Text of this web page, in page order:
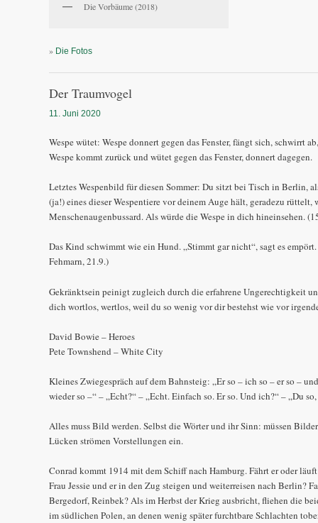
Die Vorbäume (2018)
» Die Fotos
Der Traumvogel
11. Juni 2020
Wespe wütet: Wespe donnert gegen das Fenster, fängt sich, schwirrt
Wespe kommt zurück und wütet gegen das Fenster, donnert dagegen.
Letztes Wespenbild für diesen Sommer: Du sitzt bei Tisch in Berlin,
(ja!) eines dieser Wespentiere vor deinem Auge hält, geradezu rüttelt,
Menschenaugenbussard. Als würde die Wespe in dich hineinsehen.
Das Kind schwimmt wie ein Hund. „Stimmt gar nicht“, sagt es
Fehmarn, 21.9.)
Gekränktsein peinigt zugleich durch die erfahrene Ungerechtigkeit
dich wortlos, wertlos, weil du so wenig vor dir bestehst wie vor
David Bowie – Heroes
Pete Townshend – White City
Kleines Zwiegespräch auf dem Bahnsteig: „Er so – ich so – er so –
wieder so –“ – „Echt?“ – „Echt. Einfach so. Er so. Und ich?“ – „Du
Alles muss Bild werden. Selbst die Wörter und ihr Sinn: müssen
Lücken strömen Vorstellungen ein.
Conrad kommt 1914 mit dem Schiff nach Hamburg. Fährt er oder
Frau Jessie und er in den Zug steigen und weiterreisen nach Berlin?
Bergedorf, Reinbek? Als im Herbst der Krieg ausbricht, fliehen die
im südlichen Polen, an denen wenig später furchtbare Schlachten